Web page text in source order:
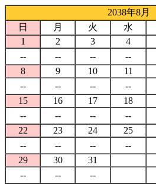
2038年8月
日
月 火 水
1
2 3 4
--
-- -- --
8
9 10 11
--
-- -- --
15
16 17 18
--
-- -- --
22
23 24 25
--
-- -- --
29
30
31
--
-- --